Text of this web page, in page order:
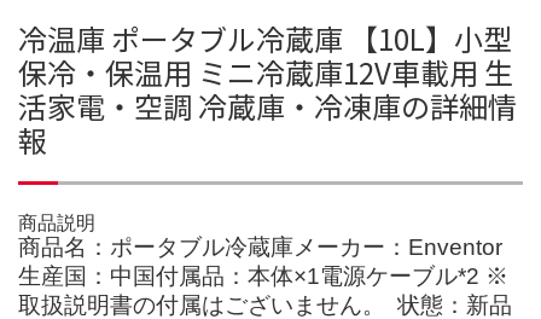
冷温庫 ポータブル冷蔵庫 【10L】小型
保冷・保温用 ミニ冷蔵庫12V車載用 生
活家電・空調 冷蔵庫・冷凍庫の詳細情
報
商品説明
商品名：ポータブル冷蔵庫メーカー：Enventor
生産国：中国付属品：本体×1電源ケーブル*2 ※
取扱説明書の付属はございません。 状態：新品